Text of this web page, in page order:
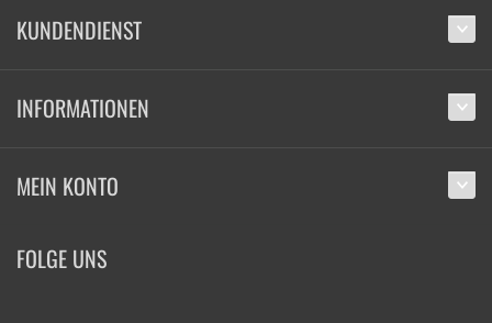
KUNDENDIENST
INFORMATIONEN
MEIN KONTO
FOLGE UNS